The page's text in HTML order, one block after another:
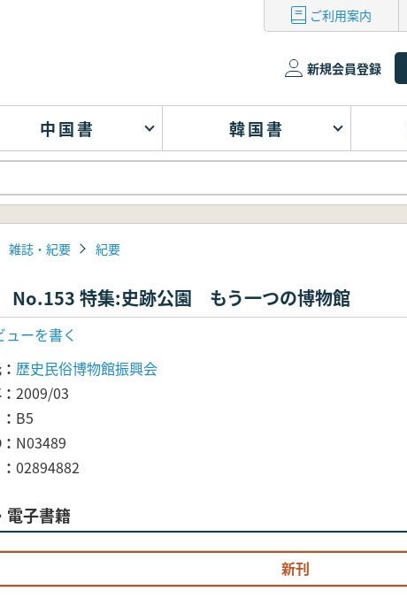
ご利用案内
新規会員登録
中国書 韓国書
雑誌・紀要 紀要
特集:史跡公園 もう一つの博物館
ューを書く
歴史民俗博物館振興会
2009/03
B5
N03489
02894882
電子書籍
新刊